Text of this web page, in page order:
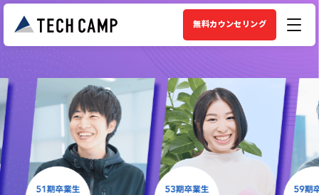
無料カウンセリング